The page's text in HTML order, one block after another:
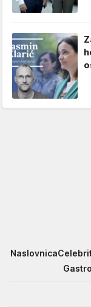
Story
Naslovnica
Gastro